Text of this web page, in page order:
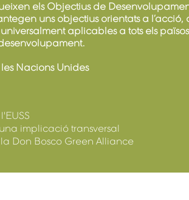
els Objectius de
uns objectius orientats a
aplicables a tots els
Nacions Unides
implicació transversal
la Don Bosco Green Alliance